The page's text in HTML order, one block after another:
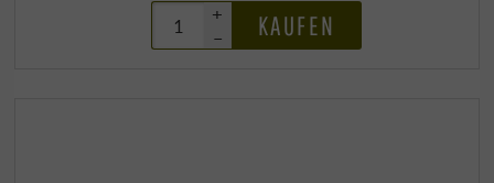
+
–
KAUFEN